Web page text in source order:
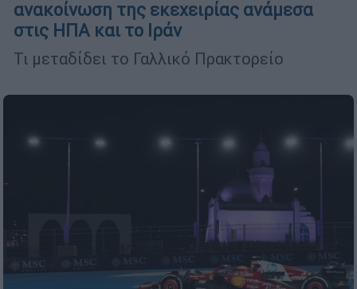
ανακοίνωση της εκεχειρίας ανάμεσα
στις ΗΠΑ και το Ιράν
Τι μεταδίδει το Γαλλικό Πρακτορείο